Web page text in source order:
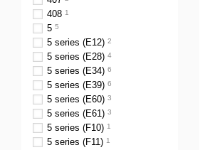
408 1
5 5
5 series (E12) 2
5 series (E28) 4
5 series (E34) 6
5 series (E39) 6
5 series (E60) 3
5 series (E61) 3
5 series (F10) 1
5 series (F11) 1